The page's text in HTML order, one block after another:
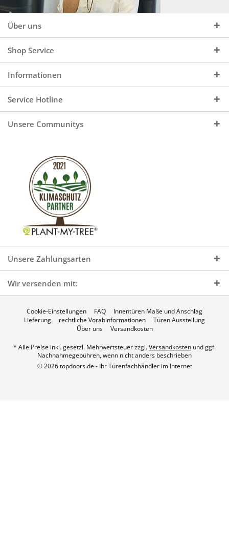
Über uns
Shop Service
Informationen
Service Hotline
Unsere Communitys
Unsere Zahlungsarten
Wir versenden mit:
Cookie-Einstellungen FAQ
Innentüren Maße und Anschlag
Lieferung
rechtliche Vorabinformationen
Türen Ausstellung
Über uns
Versandkosten
* Alle Preise inkl. gesetzl. Mehrwertsteuer zzgl.Versandkosten und ggf.
Nachnahmegebühren, wenn nicht anders beschrieben
© 2026 topdoors.de - Ihr Türenfachhändler im Internet